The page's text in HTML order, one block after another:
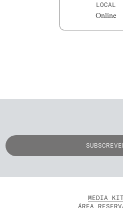
LOCAL
Online
MEDIA KIT
ÁREA